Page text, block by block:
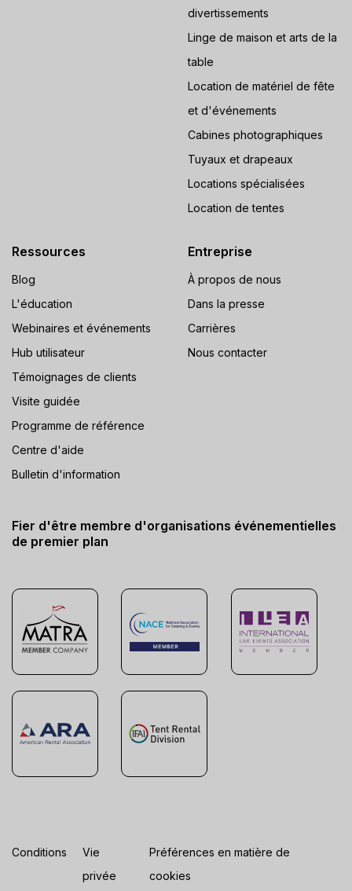
divertissements
Linge de maison et arts de la
table
Location de matériel de fête
et d'événements
Cabines photographiques
Tuyaux et drapeaux
Locations spécialisées
Location de tentes
Ressources
Blog
L'éducation
Webinaires et événements
Hub utilisateur
Témoignages de clients
Visite guidée
Programme de référence
Centre d'aide
Bulletin d'information
Entreprise
À propos de nous
Dans la presse
Carrières
Nous contacter
Fier d'être membre d'organisations événementielles
de premier plan
Conditions
Vie
privée
Préférences en matière de
cookies